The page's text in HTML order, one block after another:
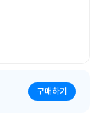
구매하기